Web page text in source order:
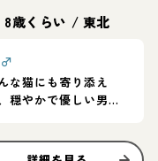
8歳くらい / 東北
♂
な猫にも寄り添え
穏やかで優しい男の